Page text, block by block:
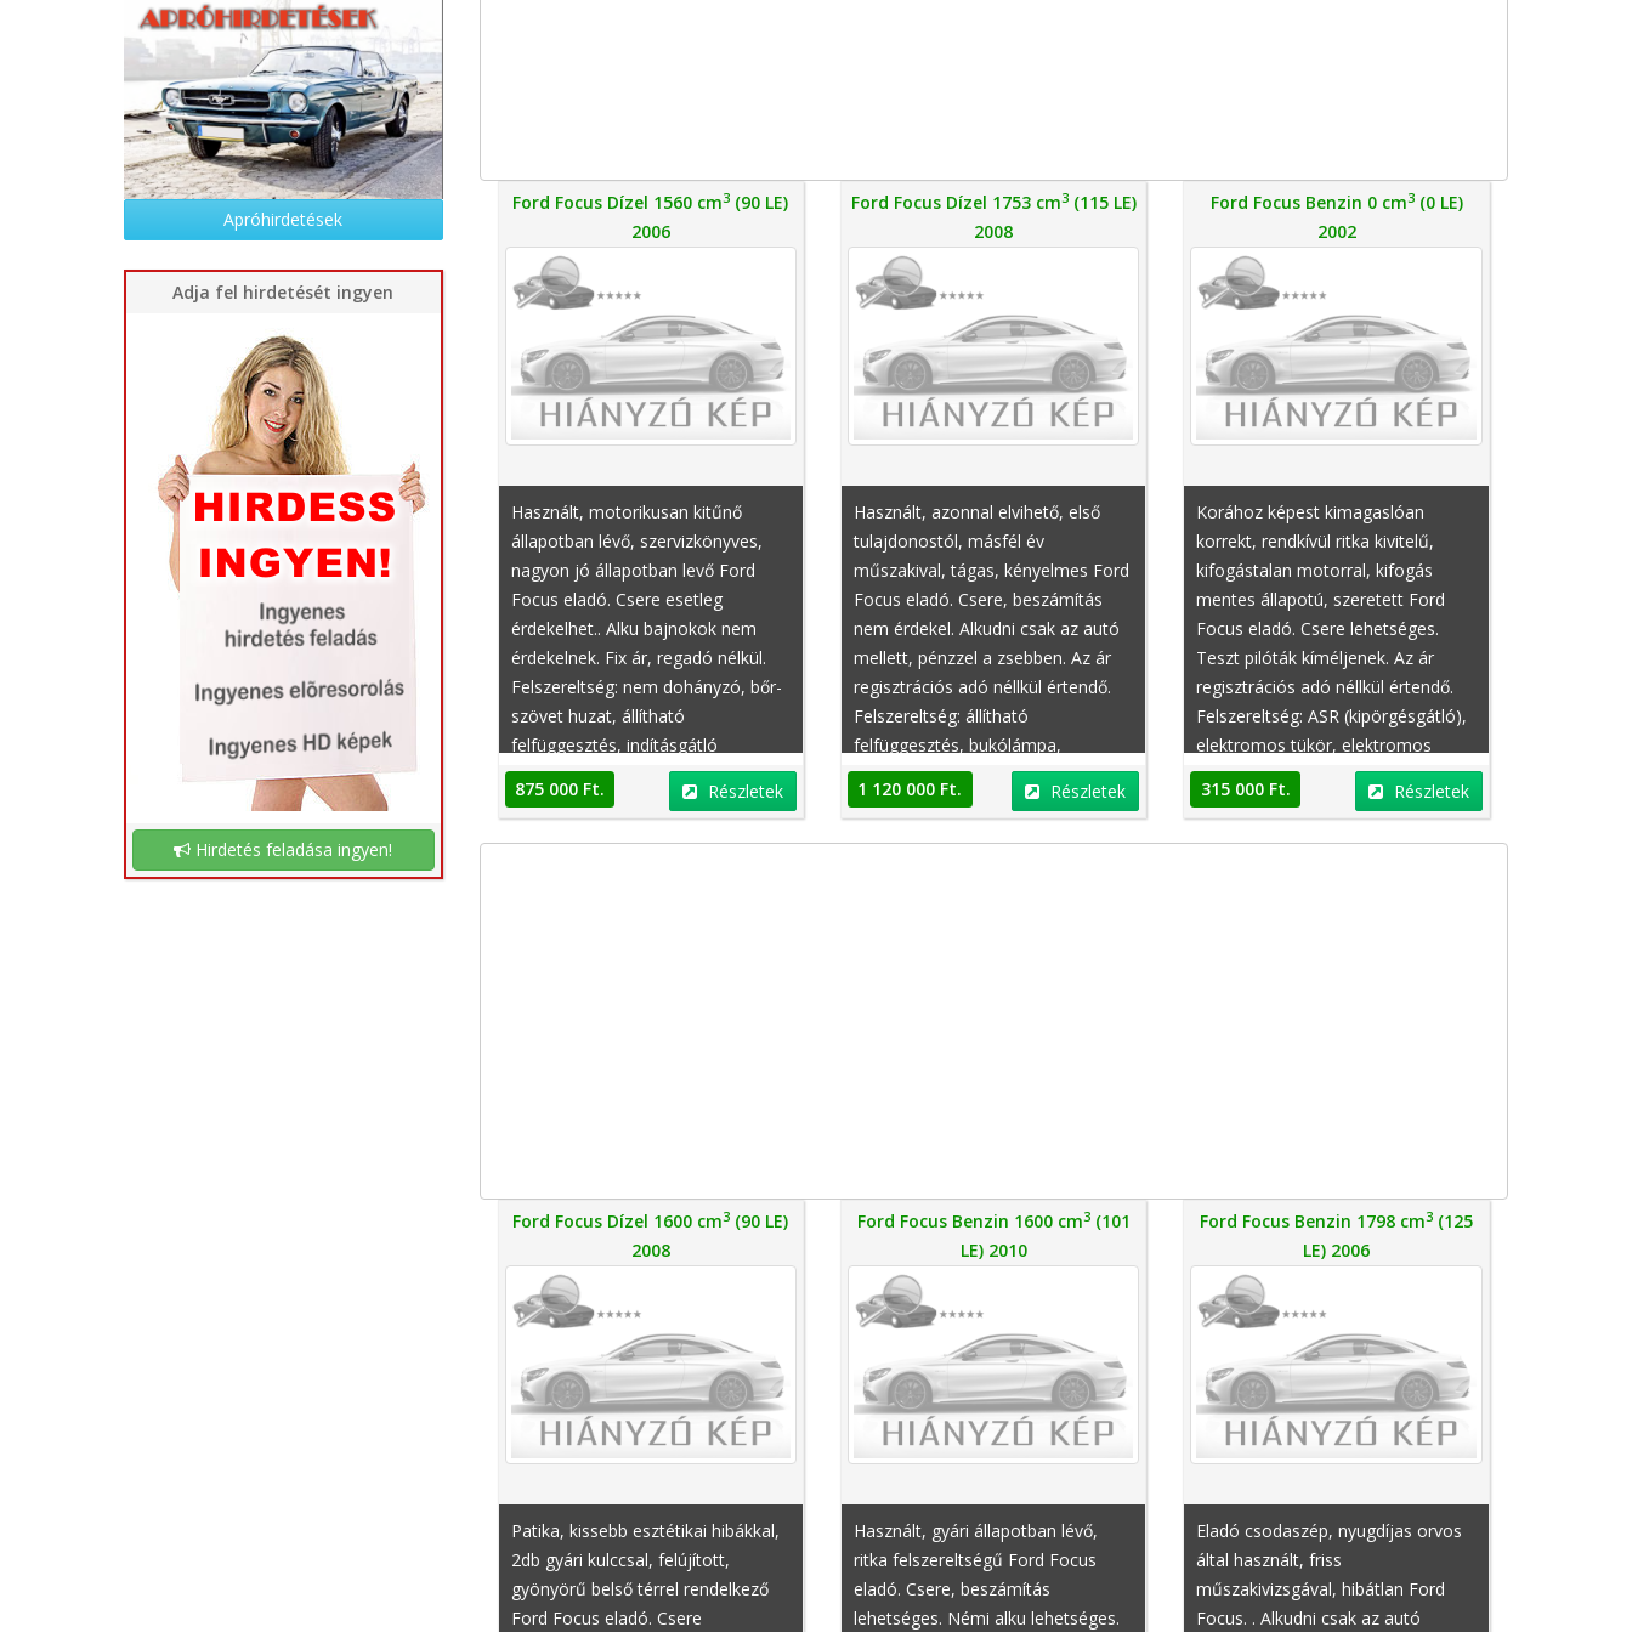
Apróhirdetések
Adja fel hirdetését ingyen
Hirdetés feladása ingyen!
Ford Focus Dízel 1560 cm3 (90 LE)
2006
Használt, motorikusan kitűnő
állapotban lévő, szervizkönyves,
nagyon jó állapotban levő Ford
Focus eladó. Csere esetleg
érdekelhet.. Alku bajnokok nem
érdekelnek. Fix ár, regadó nélkül.
Felszereltség: nem dohányzó, bőr-
szövet huzat, állítható
felfüggesztés, indításgátló
(immobiliser),
üléshűtés/szellőztetés,
875 000 Ft. Részletek
Ford Focus Dízel 1753 cm3(115 LE)
2008
Használt, azonnal elvihető, első
tulajdonostól, másfél év
műszakival, tágas, kényelmes Ford
Focus eladó. Csere, beszámítás
nem érdekel. Alkudni csak az autó
mellett, pénzzel a zsebben. Az ár
regisztrációs adó néllkül értendő.
Felszereltség: állítható
felfüggesztés, bukólámpa,
üléshűtés/szellőztetés, fűthető
ülés, távolsági fényszóró
1 120 000 Ft. Részletek
Ford Focus Benzin 0 cm3(0 LE)
2002
Korához képest kimagaslóan
korrekt, rendkívül ritka kivitelű,
kifogástalan motorral, kifogás
mentes állapotú, szeretett Ford
Focus eladó. Csere lehetséges.
Teszt pilóták kíméljenek. Az ár
regisztrációs adó néllkül értendő.
Felszereltség: ASR (kipörgésgátló),
elektromos tükör, elektromos
tolótető, bőr belső,
jobbkormányos, második
315 000 Ft. Részletek
Ford Focus Dízel 1600 cm3 (90 LE)
2008
Patika, kissebb esztétikai hibákkal,
2db gyári kulccsal, felújított,
gyönyörű belső térrel rendelkező
Ford Focus eladó. Csere
Ford Focus Benzin 1600 cm3(101
LE) 2010
Használt, gyári állapotban lévő,
ritka felszereltségű Ford Focus
eladó. Csere, beszámítás
lehetséges. Némi alku lehetséges.
Ford Focus Benzin 1798 cm3 (125
LE) 2006
Eladó csodaszép, nyugdíjas orvos
által használt, friss
műszakivizsgával, hibátlan Ford
Focus. . Alkudni csak az autó